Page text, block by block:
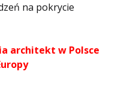
na pokrycie
architekt w Polsce